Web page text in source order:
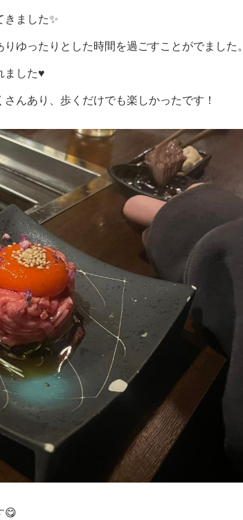
ました✨
ゆったりとした時間を過ごすことがでました。
ました♥
んあり、歩くだけでも楽しかったです！
😋